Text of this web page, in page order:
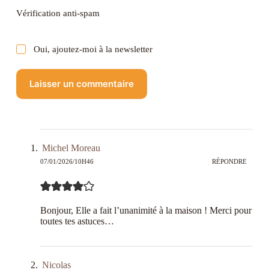
Vérification anti-spam
Oui, ajoutez-moi à la newsletter
Laisser un commentaire
Michel Moreau
07/01/2026/10H46 RÉPONDRE
Bonjour, Elle a fait l’unanimité à la maison ! Merci pour
toutes tes astuces…
Nicolas